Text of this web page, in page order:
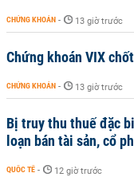
CHỨNG KHOÁN - 13 giờ trước
Chứng khoán VIX
CHỨNG KHOÁN - 13 giờ trước
Bị truy thu thuế đặc
loạn bán tài sản, cổ
QUỐC TẾ - 12 giờ trước